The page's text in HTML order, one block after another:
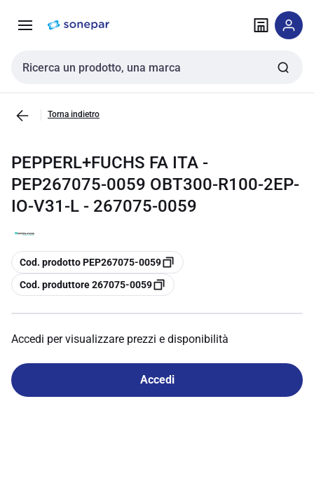
navigazione alla
Cerca input
Torna indietro
PEPPERL+FUCHS FA ITA -
PEP267075-0059 OBT300-R100-2EP-
IO-V31-L - 267075-0059
copia
Cod. prodotto PEP267075-0059
copia
Cod. produttore 267075-0059
Accedi per visualizzare prezzi e disponibilità
Accedi